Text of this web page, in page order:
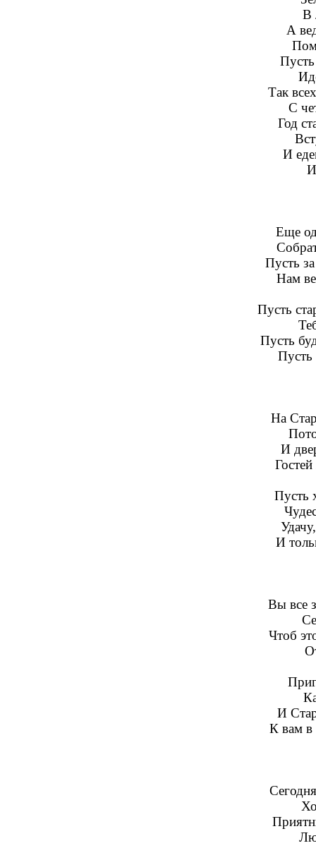
В
А
Пусть
Так
С
Год
И
Еще
Пусть
Нам
Пусть
Пусть
Пусть
На
И
Пусть
И
Вы все
Чтоб
И
К вам